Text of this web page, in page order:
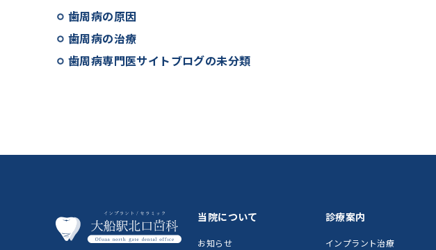
歯周病の原因
歯周病の治療
歯周病専門医サイトブログの未分類
当院について
お知らせ
診療案内
インプラント治療